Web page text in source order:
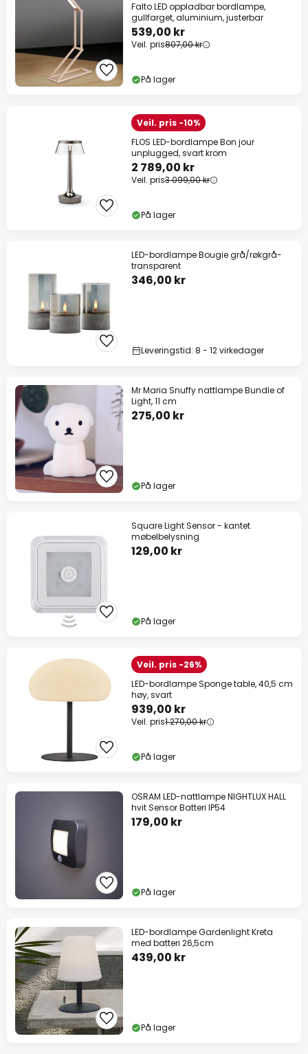
Falto LED oppladbar bordlampe,
gullfarget, aluminium, justerbar
539,00 kr
Veil. pris807,00 kr
På lager
Veil. pris -10%
FLOS LED-bordlampe Bon jour
unplugged, svart krom
2 789,00 kr
Veil. pris3 099,00 kr
På lager
LED-bordlampe Bougie grå/røkgrå-
transparent
346,00 kr
Leveringstid: 8 - 12 virkedager
Mr Maria Snuffy nattlampe Bundle of
Light, 11 cm
275,00 kr
På lager
Square Light Sensor - kantet
møbelbelysning
129,00 kr
På lager
Veil. pris -26%
LED-bordlampe Sponge table, 40,5 cm
høy, svart
939,00 kr
Veil. pris1 270,00 kr
På lager
OSRAM LED-nattlampe NIGHTLUX HALL
hvit Sensor Batteri IP54
179,00 kr
På lager
LED-bordlampe Gardenlight Kreta
med batteri 26,5cm
439,00 kr
På lager